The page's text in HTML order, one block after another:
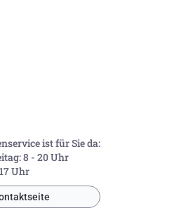
ist für Sie da:
8 - 20 Uhr
Uhr